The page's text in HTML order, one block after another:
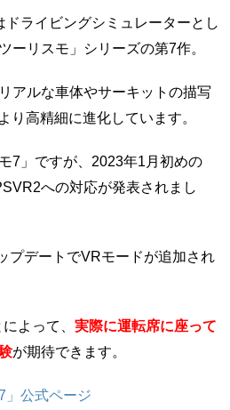
ドライビングシミュレーターとし
ーリスモ」シリーズの第7作。
アルな車体やサーキットの描写
り高精細に進化しています。
7」ですが、2023年1月初めの
への対応が発表されまし
プデートでVRモードが追加され
よって、実際に運転席に座って
が期待できます。
」公式ページ